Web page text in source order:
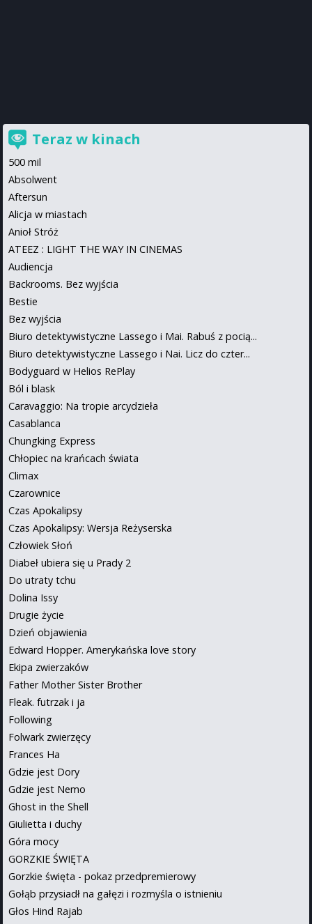
Teraz w kinach
500 mil
Absolwent
Aftersun
Alicja w miastach
Anioł Stróż
ATEEZ : LIGHT THE WAY IN CINEMAS
Audiencja
Backrooms. Bez wyjścia
Bestie
Bez wyjścia
Biuro detektywistyczne Lassego i Mai. Rabuś z pocią...
Biuro detektywistyczne Lassego i Nai. Licz do czter...
Bodyguard w Helios RePlay
Ból i blask
Caravaggio: Na tropie arcydzieła
Casablanca
Chungking Express
Chłopiec na krańcach świata
Climax
Czarownice
Czas Apokalipsy
Czas Apokalipsy: Wersja Reżyserska
Człowiek Słoń
Diabeł ubiera się u Prady 2
Do utraty tchu
Dolina Issy
Drugie życie
Dzień objawienia
Edward Hopper. Amerykańska love story
Ekipa zwierzaków
Father Mother Sister Brother
Fleak. futrzak i ja
Following
Folwark zwierzęcy
Frances Ha
Gdzie jest Dory
Gdzie jest Nemo
Ghost in the Shell
Giulietta i duchy
Góra mocy
GORZKIE ŚWIĘTA
Gorzkie święta - pokaz przedpremierowy
Gołąb przysiadł na gałęzi i rozmyśla o istnieniu
Głos Hind Rajab